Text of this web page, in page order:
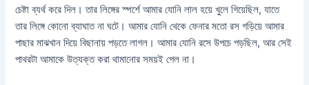
চেষ্টা ব্যর্থ করে দিল। তার লিঙ্গের স্পর্শে আমার যোনি লাল হয়ে খুলে গিয়েছিল, যাতে
তার লিঙ্গে কোনো ব্যাঘাত না ঘটে। আমার যোনি থেকে ফেনার মতো রস গড়িয়ে আমার
পাছার মাঝখান দিয়ে বিছানায় পড়তে লাগল। আমার যোনি রসে উপচে পড়ছিল, আর সেই
পাথরটা আমাকে উত্যক্ত করা থামানোর সময়ই পেল না।